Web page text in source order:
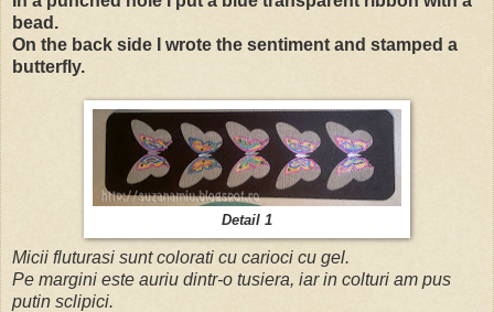
bead.
On the back side I wrote the sentiment and stamped a
butterfly.
Detail 1
Micii fluturasi sunt colorati cu carioci cu gel.
Pe margini este auriu dintr-o tusiera, iar in colturi am pus
putin sclipici.